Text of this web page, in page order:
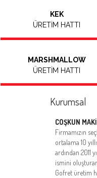
KEK
ÜRETİM HATTI
MARSHMALLOW
ÜRETİM HATTI
Kurumsal
COŞKUN
Firmamızın
ortalama 10
ardından 2011
ismini
Gofret üretim